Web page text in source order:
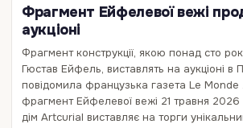
Фрагмент Ейфелевої вежі
аукціоні
Фрагмент конструкції, якою понад сто
Гюстав Ейфель, виставлять на аукціоні в
повідомила французька газета Le Monde .
фрагмент Ейфелевої вежі 21 травня 2026
дім Artcurial виставляє на торги
Лувр відновить корону Євгенії
пограбування
Корону імператриці Євгенії, яка була
пограбування минулого жовтня, зберегла майже
На Ейфелевій вежі викарбують
науковиць
Мерія Парижа у співпраці з асоціацією
увічнити на Ейфелевій вежі імена 72 видатних